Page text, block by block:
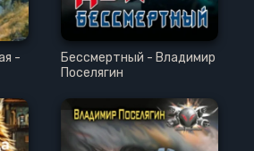
-
Бессмертный - Владимир
Поселягин